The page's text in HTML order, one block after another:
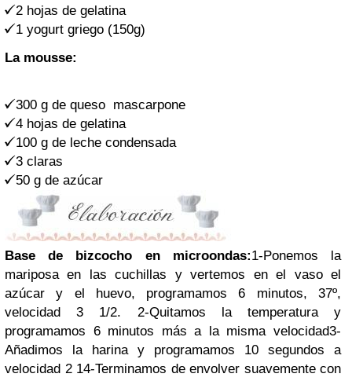
2 hojas de gelatina
1 yogurt griego (150g)
La mousse:
300 g de queso mascarpone
4 hojas de gelatina
100 g de leche condensada
3 claras
50 g de azúcar
Base de bizcocho en microondas:1-Ponemos la
mariposa en las cuchillas y vertemos en el vaso el
azúcar y el huevo, programamos 6 minutos, 37º,
velocidad 3 1/2. 2-Quitamos la temperatura y
programamos 6 minutos más a la misma velocidad3-
Añadimos la harina y programamos 10 segundos a
velocidad 2 14-Terminamos de envolver suavemente con